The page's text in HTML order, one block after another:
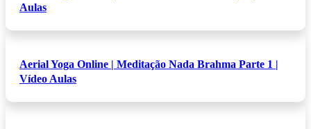
Aulas
Aerial Yoga Online | Meditação Nada Brahma Parte 1 |
Vídeo Aulas